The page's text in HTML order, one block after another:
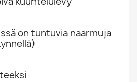
on tuntuvia naarmuja